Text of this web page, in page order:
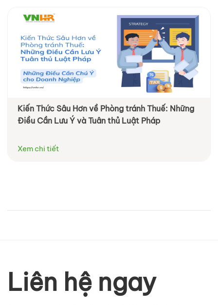
Kiến Thức Sâu Hơn về Phòng tránh Thuế: Những
Điều Cần Lưu Ý và Tuân thủ Luật Pháp
Xem chi tiết
Liên hệ ngay